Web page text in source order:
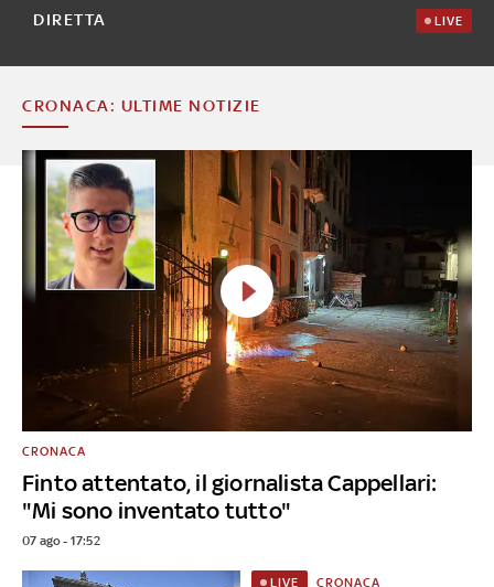
DIRETTA LIVE
CRONACA: ULTIME NOTIZIE
Finto attentato, il giornalista Cappellari:
"Mi sono inventato tutto"
CRONACA
07 ago - 17:52
LIVE CRONACA